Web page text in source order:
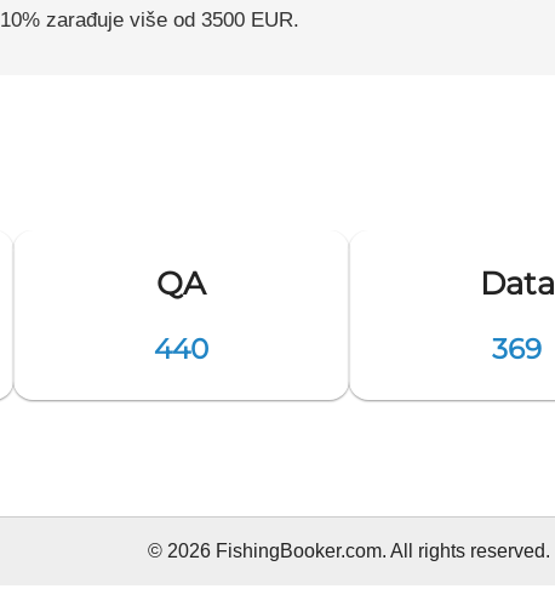
zarađuje više od 3500 EUR.
QA
440
Data
369
© 2026 FishingBooker.com. All rights reserved.